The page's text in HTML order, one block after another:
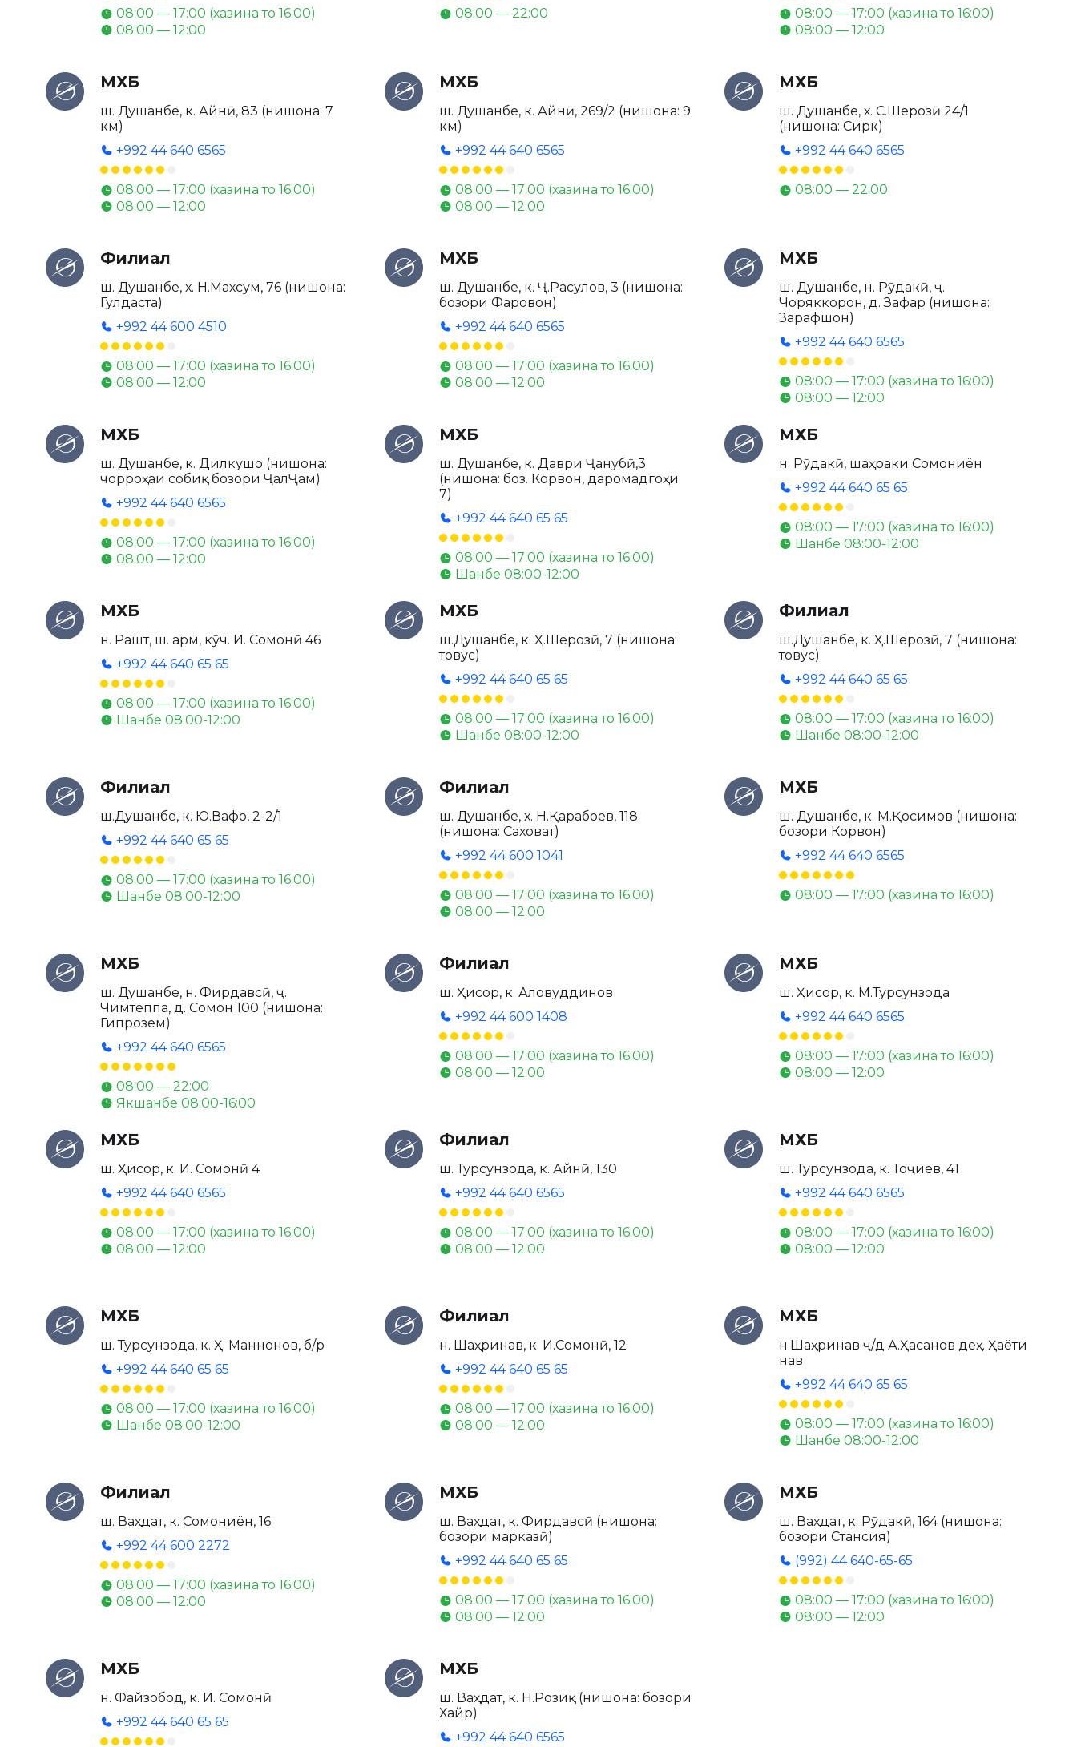
08:00 — 17:00 (хазина то 16:00)
08:00 — 12:00
08:00 — 22:00
08:00 — 17:00 (хазина то 16:00)
08:00 — 12:00
МХБ
ш. Душанбе, к. Айнӣ, 83 (нишона: 7
км)
+992 44 640 6565
08:00 — 17:00 (хазина то 16:00)
08:00 — 12:00
МХБ
ш. Душанбе, к. Айнӣ, 269/2 (нишона: 9
км)
+992 44 640 6565
08:00 — 17:00 (хазина то 16:00)
08:00 — 12:00
МХБ
ш. Душанбе, х. С.Шерозӣ 24/1
(нишона: Сирк)
+992 44 640 6565
08:00 — 22:00
Филиал
ш. Душанбе, х. Н.Махсум, 76 (нишона:
Гулдаста)
+992 44 600 4510
08:00 — 17:00 (хазина то 16:00)
08:00 — 12:00
МХБ
ш. Душанбе, к. Ҷ.Расулов, 3 (нишона:
бозори Фаровон)
+992 44 640 6565
08:00 — 17:00 (хазина то 16:00)
08:00 — 12:00
МХБ
ш. Душанбе, н. Рӯдакӣ, ҷ.
Чоряккорон, д. Зафар (нишона:
Зарафшон)
+992 44 640 6565
08:00 — 17:00 (хазина то 16:00)
08:00 — 12:00
МХБ
ш. Душанбе, к. Дилкушо (нишона:
чорроҳаи собиқ бозори ҶалҶам)
+992 44 640 6565
08:00 — 17:00 (хазина то 16:00)
08:00 — 12:00
МХБ
ш. Душанбе, к. Даври Ҷанубӣ,3
(нишона: боз. Корвон, даромадгоҳи
7)
+992 44 640 65 65
08:00 — 17:00 (хазина то 16:00)
Шанбе 08:00-12:00
МХБ
н. Рӯдакӣ, шаҳраки Сомониён
+992 44 640 65 65
08:00 — 17:00 (хазина то 16:00)
Шанбе 08:00-12:00
МХБ
н. Рашт, ш. Ғарм, кӯч. И. Сомонӣ 46
+992 44 640 65 65
08:00 — 17:00 (хазина то 16:00)
Шанбе 08:00-12:00
МХБ
ш.Душанбе, к. Ҳ.Шерозӣ, 7 (нишона:
товус)
+992 44 640 65 65
08:00 — 17:00 (хазина то 16:00)
Шанбе 08:00-12:00
Филиал
ш.Душанбе, к. Ҳ.Шерозӣ, 7 (нишона:
товус)
+992 44 640 65 65
08:00 — 17:00 (хазина то 16:00)
Шанбе 08:00-12:00
Филиал
ш.Душанбе, к. Ю.Вафо, 2-2/1
+992 44 640 65 65
08:00 — 17:00 (хазина то 16:00)
Шанбе 08:00-12:00
Филиал
ш. Душанбе, х. Н.Қарабоев, 118
(нишона: Саховат)
+992 44 600 1041
08:00 — 17:00 (хазина то 16:00)
08:00 — 12:00
МХБ
ш. Душанбе, к. М.Қосимов (нишона:
бозори Корвон)
+992 44 640 6565
08:00 — 17:00 (хазина то 16:00)
МХБ
ш. Душанбе, н. Фирдавсӣ, ҷ.
Чимтеппа, д. Сомон 100 (нишона:
Гипрозем)
+992 44 640 6565
08:00 — 22:00
Якшанбе 08:00-16:00
Филиал
ш. Ҳисор, к. Аловуддинов
+992 44 600 1408
08:00 — 17:00 (хазина то 16:00)
08:00 — 12:00
МХБ
ш. Ҳисор, к. М.Турсунзода
+992 44 640 6565
08:00 — 17:00 (хазина то 16:00)
08:00 — 12:00
МХБ
ш. Ҳисор, к. И. Сомонӣ 4
+992 44 640 6565
08:00 — 17:00 (хазина то 16:00)
08:00 — 12:00
Филиал
ш. Турсунзода, к. Айнӣ, 130
+992 44 640 6565
08:00 — 17:00 (хазина то 16:00)
08:00 — 12:00
МХБ
ш. Турсунзода, к. Тоҷиев, 41
+992 44 640 6565
08:00 — 17:00 (хазина то 16:00)
08:00 — 12:00
МХБ
ш. Турсунзода, к. Ҳ. Маннонов, б/р
+992 44 640 65 65
08:00 — 17:00 (хазина то 16:00)
Шанбе 08:00-12:00
Филиал
н. Шаҳринав, к. И.Сомонӣ, 12
+992 44 640 65 65
08:00 — 17:00 (хазина то 16:00)
08:00 — 12:00
МХБ
н.Шаҳринав ҷ/д А.Ҳасанов деҳ. Ҳаёти
нав
+992 44 640 65 65
08:00 — 17:00 (хазина то 16:00)
Шанбе 08:00-12:00
Филиал
ш. Ваҳдат, к. Сомониён, 16
+992 44 600 2272
08:00 — 17:00 (хазина то 16:00)
08:00 — 12:00
МХБ
ш. Ваҳдат, к. Фирдавсӣ (нишона:
бозори марказӣ)
+992 44 640 65 65
08:00 — 17:00 (хазина то 16:00)
08:00 — 12:00
МХБ
ш. Ваҳдат, к. Рӯдакӣ, 164 (нишона:
бозори Стансия)
(992) 44 640-65-65
08:00 — 17:00 (хазина то 16:00)
08:00 — 12:00
МХБ
н. Файзобод, к. И. Сомонӣ
+992 44 640 65 65
МХБ
ш. Ваҳдат, к. Н.Розиқ (нишона: бозори
Хайр)
+992 44 640 6565